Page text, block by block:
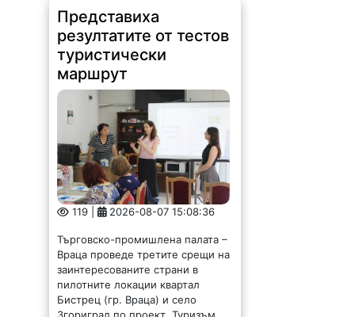
ръководен от местните
общности: създаване на
устойчиви...
Новият ловен сезон –
с отговорност,
безопасност и грижа
за природата
153 | 2026-08-07 14:37:47
Обръщение и поздрав на
директора на Северозападно